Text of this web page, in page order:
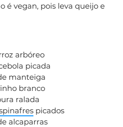
é vegan, pois leva queijo e
arbóreo
picada
manteiga
branco
ralada
picados
alcaparras